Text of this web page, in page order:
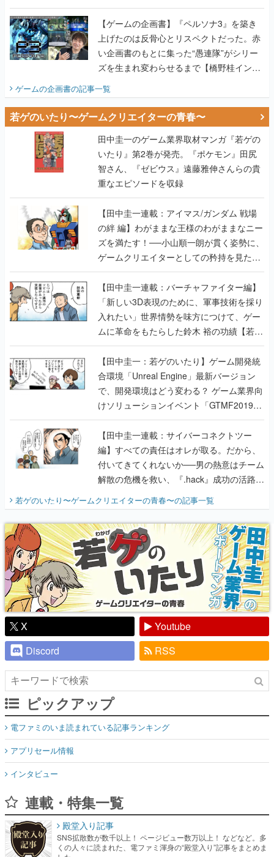
画書】
【ゲームの企画書】『ペルソナ3』を築き
上げたのは反骨心とリスペクトだった。赤
い企画書のもとに集った“愚連隊”がシリー
ズを生まれ変わらせるまで【橋野桂インタ
ゲームの企画書の記事一覧
若ゲのいたり〜ゲームクリエイターの青春〜
田中圭一のゲーム業界取材マンガ『若ゲの
いたり』第2巻が発売。『ポケモン』田尻
智さん、『ゼビウス』遠藤雅伸さんらの貴
重なエピソードを収録
【田中圭一連載：アイマス/ガンダム 戦場
の絆 編】わがままな王様のわがままなニー
ズを満たす！──小山順一朗が貫く姿勢に、
ゲームクリエイターとしての矜持を見た
【若ゲのいたり最終回】
【田中圭一連載：バーチャファイター編】
「新しい3D表現のために、軍事技術を採り
入れたい」世界情勢を味方につけて、ゲー
ムに革命をもたらした鈴木 裕の功績【若ゲ
のいたり】
【田中圭一：若ゲのいたり】ゲーム開発統
合環境「Unreal Engine」最新バージョン
で、開発環境はどう変わる？ ゲーム業界向
けソリューションイベント「GTMF2019」
に行って、より理解を深めよう【PR】
【田中圭一連載：サイバーコネクトツー
編】すべての責任はオレが取る。だから、
付いてきてくれないか──男の熱意はチーム
解散の危機を救い、『.hack』成功の活路を
『少年ジャンプ』色だった【若ゲのいた
り】
若ゲのいたり〜ゲームクリエイターの青春〜の記事一覧
X
Youtube
Discord
RSS
ピックアップ
電ファミのいま読まれている記事ランキング
アプリセール情報
インタビュー
連載・特集一覧
殿堂入り記事
SNS拡散数が数千以上！ ページビュー数万以上！ などなど。多
くの人々に読まれた、電ファミ渾身の“殿堂入り”記事をまとめま